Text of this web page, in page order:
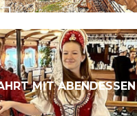
MIT ABENDESSEN